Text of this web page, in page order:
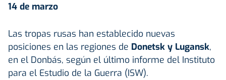
14 de marzo
Las tropas rusas han establecido nuevas
posiciones en las regiones de Donetsk y Lugansk,
en el Donbás, según el último informe del Instituto
para el Estudio de la Guerra (ISW).